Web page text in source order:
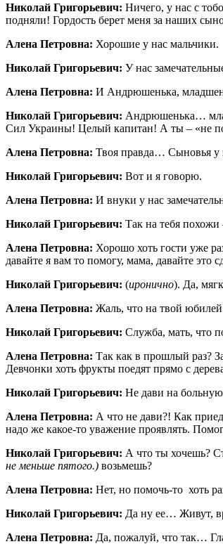
Николай Григорьевич: Ничего, у нас с
подняли! Гордость берет меня за наших
Алена Петровна: Хорошие у нас мальчики.
Николай Григорьевич: У нас
Алена Петровна: И Андрюшенька,
Николай Григорьевич: Андрюшенька…
Сил Украины! Целый капитан! А ты – «не
Алена Петровна: Твоя правда… Сыновья у
Николай Григорьевич: Вот и я говорю.
Алена Петровна: И внуки у нас
Николай Григорьевич: Так на тебя похожи
Алена Петровна: Хорошо хоть гости уже
давайте я вам то помогу, мама, давайте
Николай Григорьевич: (иронично). Да,
Алена Петровна: Жаль, что на твой
Николай Григорьевич: Служба, мать, что
Алена Петровна: Так как в прошлый раз?
Девчонки хоть фрукты поедят прямо с
Николай Григорьевич: Не дави на
Алена Петровна: А что не дави?! Как
надо же какое-то уважение проявлять.
Николай Григорьевич: А что ты хочешь?
не меньше пятого.) возьмешь?
Алена Петровна: Нет, но помочь-то хоть
Николай Григорьевич: Да ну ее… Живут,
Алена Петровна: Да, пожалуй, что так…